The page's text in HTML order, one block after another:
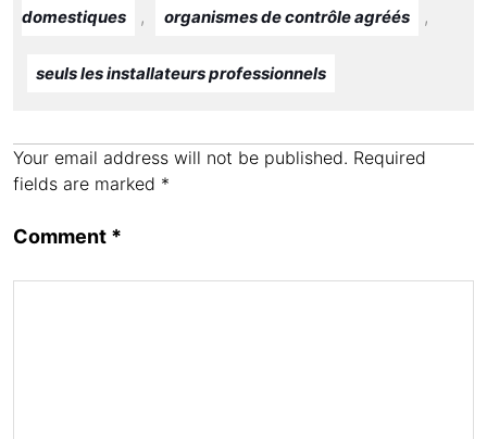
A
p
p
b
o
o
dI
o
M
ail
domestiques , organismes de contrôle agréés ,
seuls les installateurs professionnels
Your email address will not be published. Required
fields are marked *
Comment *